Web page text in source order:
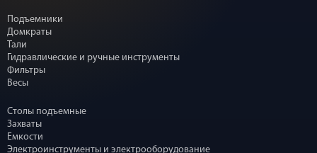
Подъемники
Домкраты
Тали
Гидравлические и ручные инструменты
Фильтры
Весы
Столы подъемные
Захваты
Емкости
Электроинструменты и электрооборудование